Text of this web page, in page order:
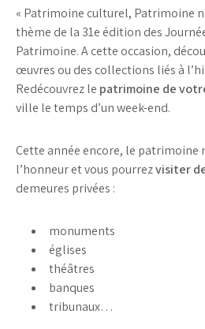
« Patrimoine culturel, Patrimoine
thème de la 31e édition des
Patrimoine. A cette occasion,
œuvres ou des collections liés à
Redécouvrez le patrimoine de
ville le temps d’un week-end.
Cette année encore, le patrimoine
l’honneur et vous pourrezvisiter
demeures privées :
monuments
églises
théâtres
banques
tribunaux…